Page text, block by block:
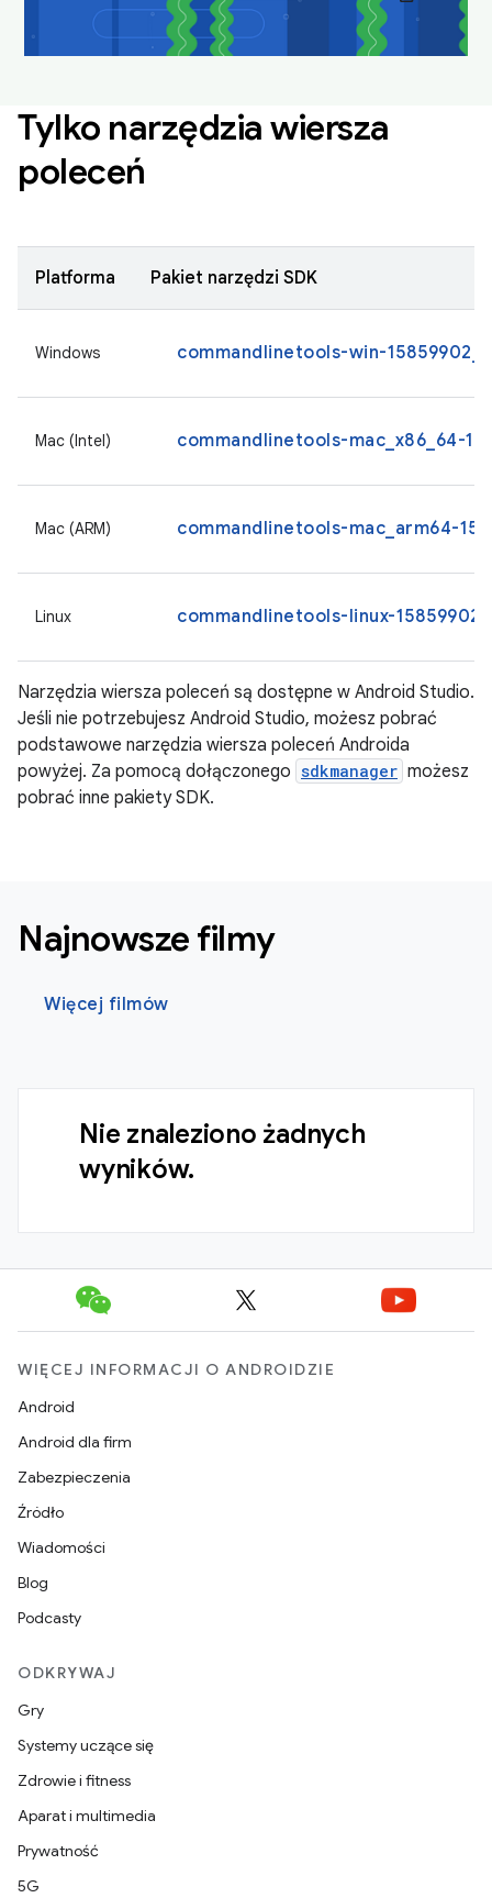
Tylko narzędzia wiersza
poleceń
Platforma Pakiet narzędzi SDK
Windows commandlinetools-win-
Mac (Intel) commandlinetools-mac_x86_64-
Mac (ARM) commandlinetools-mac_arm64-
Linux commandlinetools-linux-
Narzędzia wiersza poleceń są dostępne w Android Studio.
Jeśli nie potrzebujesz Android Studio, możesz pobrać
podstawowe narzędzia wiersza poleceń Androida
powyżej. Za pomocą dołączonego sdkmanager możesz
pobrać inne pakiety SDK.
Najnowsze filmy
Więcej filmów
Nie znaleziono żadnych
wyników.
WIĘCEJ INFORMACJI O ANDROIDZIE
Android
Android dla firm
Zabezpieczenia
Źródło
Wiadomości
Blog
Podcasty
ODKRYWAJ
Gry
Systemy uczące się
Zdrowie i fitness
Aparat i multimedia
Prywatność
5G